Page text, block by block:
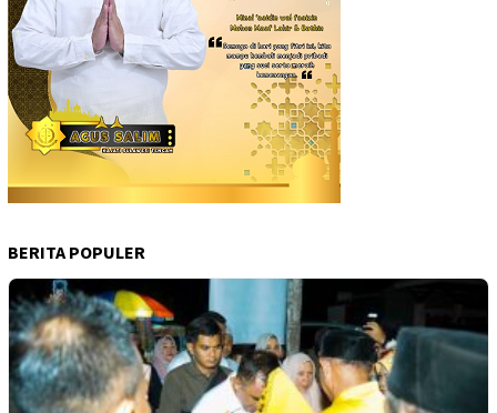
BERITA POPULER